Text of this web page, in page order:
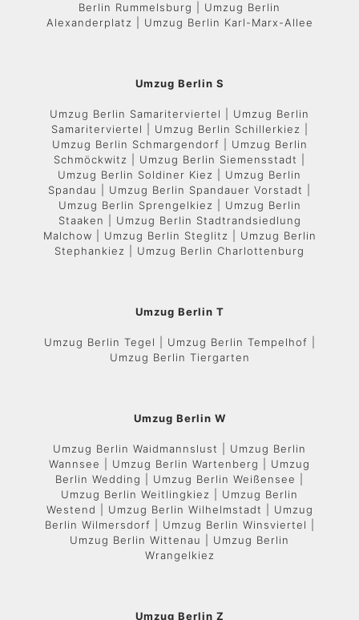
Berlin Rummelsburg | Umzug Berlin
Alexanderplatz | Umzug Berlin Karl-Marx-Allee
Umzug Berlin S
Umzug Berlin Samariterviertel | Umzug Berlin
Samariterviertel | Umzug Berlin Schillerkiez |
Umzug Berlin Schmargendorf | Umzug Berlin
Schmöckwitz | Umzug Berlin Siemensstadt |
Umzug Berlin Soldiner Kiez | Umzug Berlin
Spandau | Umzug Berlin Spandauer Vorstadt |
Umzug Berlin Sprengelkiez | Umzug Berlin
Staaken | Umzug Berlin Stadtrandsiedlung
Malchow | Umzug Berlin Steglitz | Umzug Berlin
Stephankiez | Umzug Berlin Charlottenburg
Umzug Berlin T
Umzug Berlin Tegel | Umzug Berlin Tempelhof |
Umzug Berlin Tiergarten
Umzug Berlin W
Umzug Berlin Waidmannslust | Umzug Berlin
Wannsee | Umzug Berlin Wartenberg | Umzug
Berlin Wedding | Umzug Berlin Weißensee |
Umzug Berlin Weitlingkiez | Umzug Berlin
Westend | Umzug Berlin Wilhelmstadt | Umzug
Berlin Wilmersdorf | Umzug Berlin Winsviertel |
Umzug Berlin Wittenau | Umzug Berlin
Wrangelkiez
Umzug Berlin Z